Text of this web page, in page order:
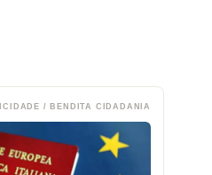
/ BENDITA CIDADANIA